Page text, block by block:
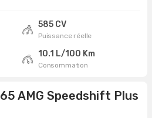
585 CV
Puissance réelle
10.1 L/100 Km
Consommation
65 AMG Speedshift Plus